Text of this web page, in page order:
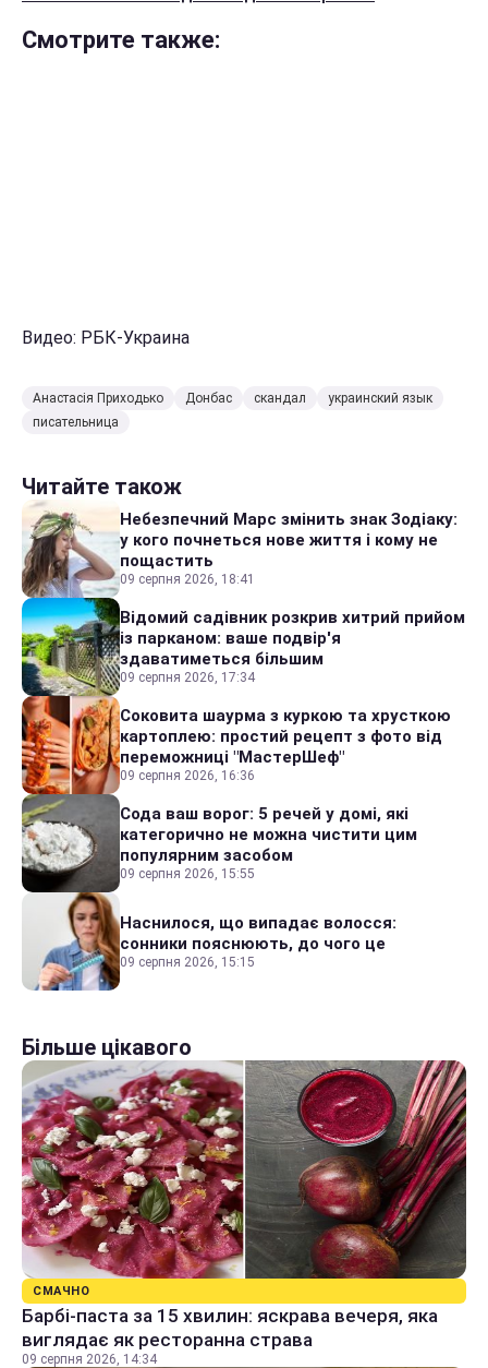
Смотрите также:
Видео: РБК-Украина
Анастасія Приходько Донбас скандал
украинский язык
писательница
Читайте також
Небезпечний Марс змінить знак Зодіаку:
у кого почнеться нове життя і кому не
пощастить
09 серпня 2026, 18:41
Відомий садівник розкрив хитрий прийом
із парканом: ваше подвір'я
здаватиметься більшим
09 серпня 2026, 17:34
Соковита шаурма з куркою та хрусткою
картоплею: простий рецепт з фото від
переможниці "МастерШеф"
09 серпня 2026, 16:36
Сода ваш ворог: 5 речей у домі, які
категорично не можна чистити цим
популярним засобом
09 серпня 2026, 15:55
Наснилося, що випадає волосся:
сонники пояснюють, до чого це
09 серпня 2026, 15:15
Більше цікавого
СМАЧНО
Барбі-паста за 15 хвилин: яскрава вечеря, яка
виглядає як ресторанна страва
09 серпня 2026, 14:34